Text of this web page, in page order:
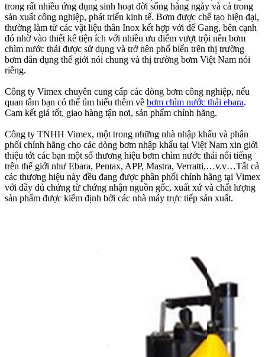
trong rất nhiều ứng dụng sinh hoạt đời sống hàng ngày và cả trong
sản xuất công nghiệp, phát triển kinh tế. Bơm được chế tạo hiện đại,
thường làm từ các vật liệu thân Inox kết hợp với đế Gang, bên cạnh
đó nhờ vào thiết kế tiện ích với nhiều ưu điểm vượt trội nên bơm
chìm nước thải được sử dụng và trở nên phổ biến trên thị trường
bơm dân dụng thế giới nói chung và thị trường bơm Việt Nam nói
riêng.
Công ty Vimex chuyên cung cấp các dòng bơm công nghiệp, nếu
quan tâm bạn có thể tìm hiểu thêm về bơm chìm nước thải ebara.
Cam kết giá tốt, giao hàng tận nơi, sản phẩm chính hãng.
Công ty TNHH Vimex, một trong những nhà nhập khẩu và phân
phối chính hãng cho các dòng bơm nhập khẩu tại Việt Nam xin giới
thiệu tới các bạn một số thương hiệu bơm chìm nước thải nổi tiếng
trên thế giới như Ebara, Pentax, APP, Mastra, Verratti,…v.v…Tất cả
các thương hiệu này đều đang được phân phối chính hãng tại Vimex
với đầy đủ chứng từ chứng nhận nguồn gốc, xuất xứ và chất lượng
sản phẩm được kiểm định bởi các nhà máy trực tiếp sản xuất.